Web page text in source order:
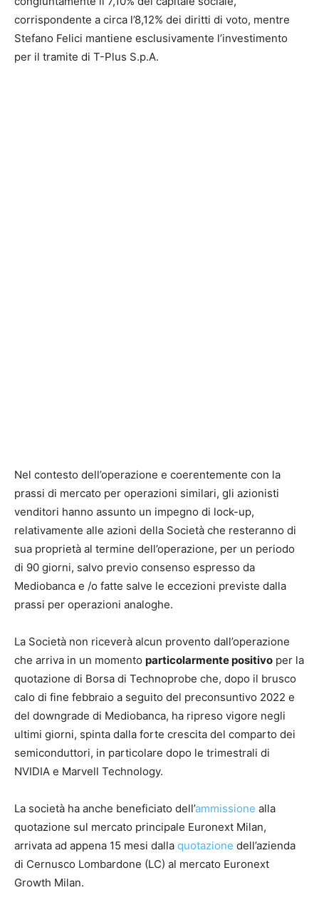
corrispondente a circa l’8,12% dei diritti di voto, mentre
Stefano Felici mantiene esclusivamente l’investimento
per il tramite di T-Plus S.p.A.
Nel contesto dell’operazione e coerentemente con la
prassi di mercato per operazioni similari, gli azionisti
venditori hanno assunto un impegno di lock-up,
relativamente alle azioni della Società che resteranno di
sua proprietà al termine dell’operazione, per un periodo
di 90 giorni, salvo previo consenso espresso da
Mediobanca e /o fatte salve le eccezioni previste dalla
prassi per operazioni analoghe.
La Società non riceverà alcun provento dall’operazione
che arriva in un momento particolarmente positivo per la
quotazione di Borsa di Technoprobe che, dopo il brusco
calo di fine febbraio a seguito del preconsuntivo 2022 e
del downgrade di Mediobanca, ha ripreso vigore negli
ultimi giorni, spinta dalla forte crescita del comparto dei
semiconduttori, in particolare dopo le trimestrali di
NVIDIA e Marvell Technology.
La società ha anche beneficiato dell’ammissione alla
quotazione sul mercato principale Euronext Milan,
arrivata ad appena 15 mesi dalla quotazione dell’azienda
di Cernusco Lombardone (LC) al mercato Euronext
Growth Milan.